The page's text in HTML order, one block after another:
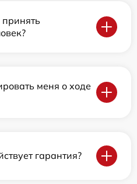
меня о ходе
гарантия?